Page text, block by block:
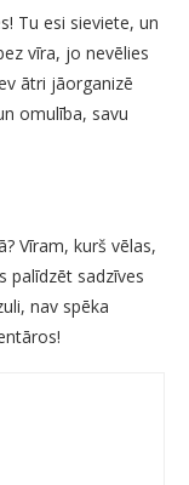
Tu esi sieviete, un
vīra, jo nevēlies
ātri jāorganizē
omulība, savu
Vīram, kurš vēlas,
palīdzēt sadzīves
nav spēka